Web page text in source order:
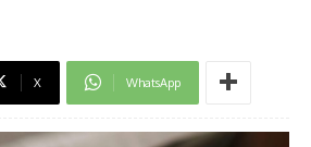
X WhatsApp